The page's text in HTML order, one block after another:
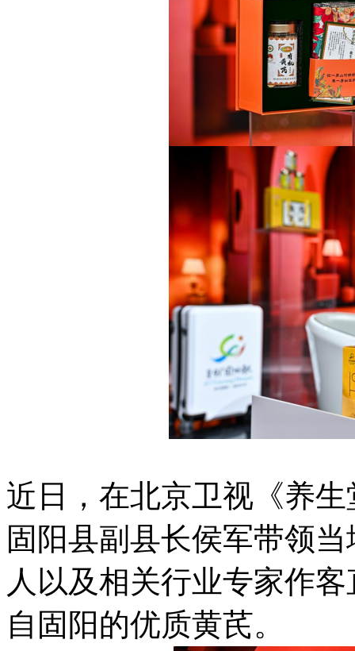
近日，在北京卫视《养
固阳县副县长侯军带领
人以及相关行业专家作
自固阳的优质黄芪。